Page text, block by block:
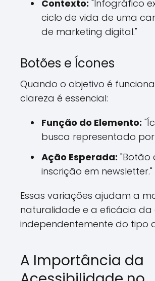
Contexto: "Infográfico
ciclo de vida de uma
de marketing digital."
Botões e Ícones
Quando o objetivo é
clareza é essencial:
Função do Elemento:
busca representado
Ação Esperada: "Botão
inscrição em newsletter."
Essas variações ajudam a
naturalidade e a eficácia da
independentemente do tipo
A Importância da